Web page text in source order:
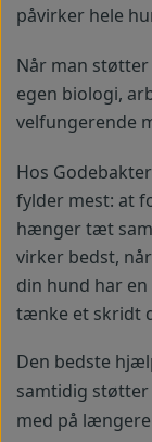
påvirker hele
Når man
egen biologi,
velfungerende
Hos
fylder mest: at
hænger tæt
virker bedst,
din hund har
tænke et skridt
Den bedste
samtidig støtter
med på